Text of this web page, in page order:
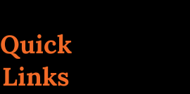
Quick
Links